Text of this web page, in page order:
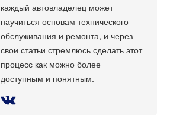
каждый автовладелец может
научиться основам технического
обслуживания и ремонта, и через
свои статьи стремлюсь сделать этот
процесс как можно более
доступным и понятным.